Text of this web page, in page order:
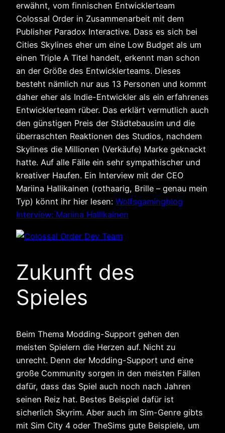
erwähnt, vom finnischen Entwicklerteam
Colossal Order in Zusammenarbeit mit dem
Publisher Paradox Interactive. Dass es sich bei
Cities Skylines eher um eine Low Budget als um
einen Triple A Titel handelt, erkennt man schon
an der Größe des Entwicklerteams. Dieses
besteht nämlich nur aus 13 Personen und kommt
daher eher als Indie-Entwickler als ein erfahrenes
Entwicklerteam rüber. Das erklärt vermutlich auch
den günstigen Preis der Städtebausim und die
überraschten Reaktionen des Studios, nachdem
Skylines die Millionen (Verkäufe) Marke geknackt
hatte. Auf alle Fälle ein sehr sympathischer und
kreativer Haufen. Ein Interview mit der CEO
Mariina Hallikainen (rothaarig, Brille – genau mein
Typ) könnt ihr hier lesen: Wolfsgamingblog
Interview: Mariina Hallikainen
Zukunft des
Spieles
Beim Thema Modding-Support gehen den
meisten Spielern die Herzen auf. Nicht zu
unrecht. Denn der Modding-Support und eine
große Community sorgen in den meisten Fällen
dafür, dass das Spiel auch noch nach Jahren
seinen Reiz hat. Bestes Beispiel dafür ist
sicherlich Skyrim. Aber auch im Sim-Genre gibts
mit Sim City 4 oder TheSims gute Beispiele, um